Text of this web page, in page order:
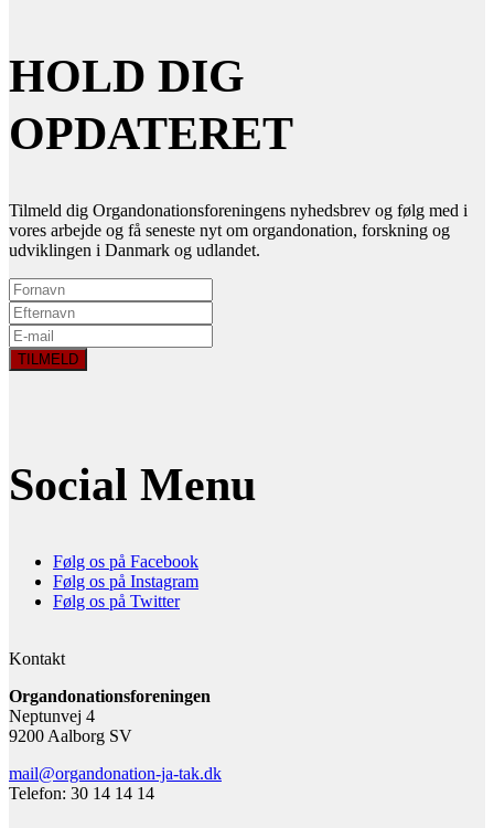
HOLD DIG
OPDATERET
Tilmeld dig Organdonationsforeningens nyhedsbrev og følg med i
vores arbejde og få seneste nyt om organdonation, forskning og
udviklingen i Danmark og udlandet.
Social Menu
Følg os på Facebook
Følg os på Instagram
Følg os på Twitter
Kontakt
Organdonationsforeningen
Neptunvej 4
9200 Aalborg SV
mail@organdonation-ja-tak.dk
Telefon: 30 14 14 14